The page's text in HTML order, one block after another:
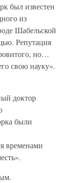
был известен
из
Шабельской
Репутация
но…
свою науку».
доктор
были
временами